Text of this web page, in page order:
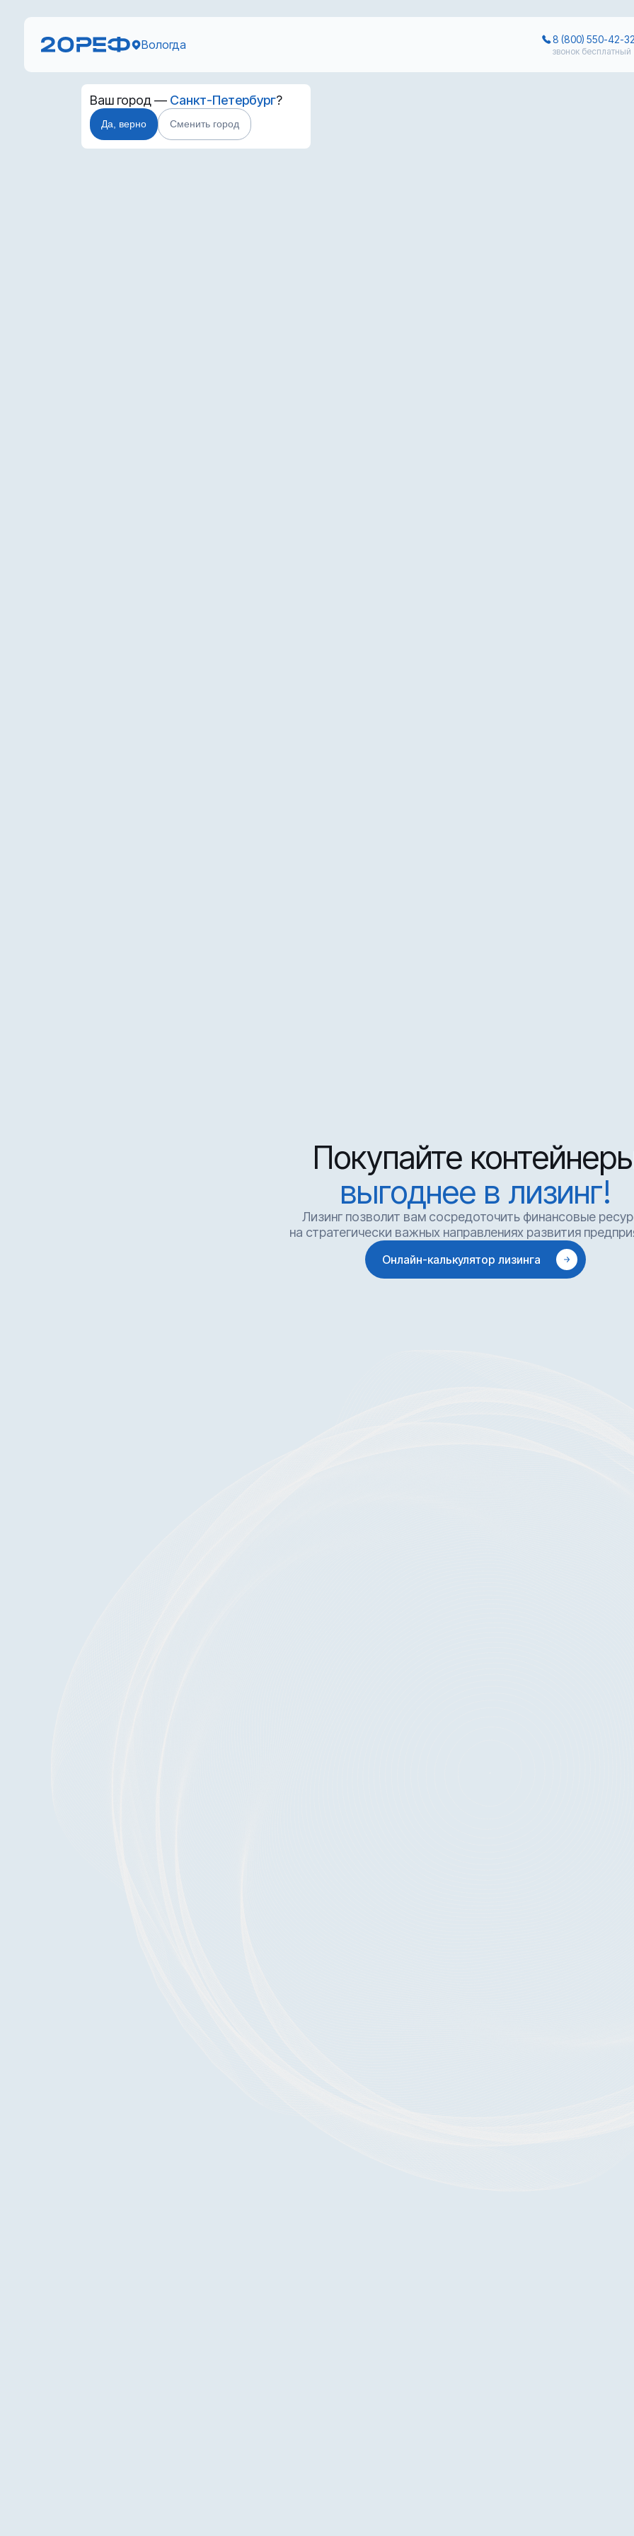
Вологда
Ваш город — Санкт-Петербург?
Да, верно Сменить город
8 (800) 550-42-32
звонок бесплатный
Покупайте
выгоднее в лизинг!
Лизинг позволит вам сосредоточить финансовые
на стратегически важных направлениях развития
Онлайн-калькулятор лизинга